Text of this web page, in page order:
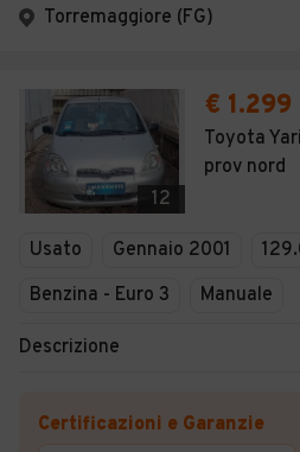
Torremaggiore (FG)
12
€ 1.299
Toyota
prov nord
Usato Gennaio 2001
Benzina - Euro 3
Manuale
Descrizione
Certificazioni e Garanzie